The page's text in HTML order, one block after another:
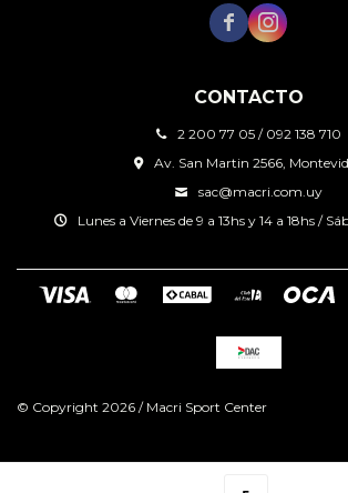
CONTACTO
2 200 77 05 / 092 138 710
Av. San Martin 2566,
sac@macri.com.uy
Lunes a Viernes de 9 a 13hs y 14 a 18hs /
 
© Copyright 2026 / Macri Sport Center